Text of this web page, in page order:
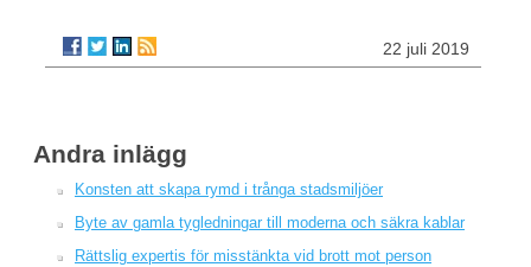
22 juli 2019
Andra inlägg
Konsten att skapa rymd i trånga stadsmiljöer
Byte av gamla tygledningar till moderna och säkra kablar
Rättslig expertis för misstänkta vid brott mot person